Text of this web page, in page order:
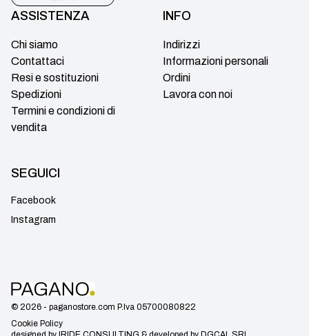
ASSISTENZA
Chi siamo
Contattaci
Resi e sostituzioni
Spedizioni
Termini e condizioni di
vendita
INFO
Indirizzi
Informazioni personali
Ordini
Lavora con noi
SEGUICI
Facebook
Instagram
© 2026 - paganostore.com P.Iva 05700080822
Cookie Policy